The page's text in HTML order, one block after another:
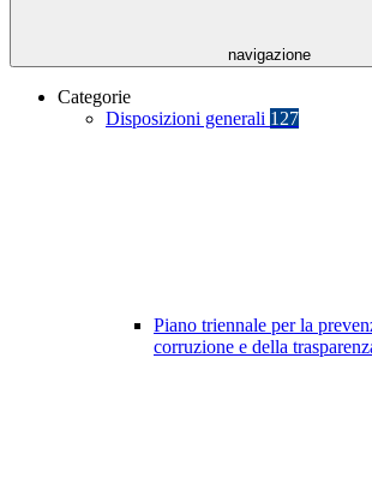
navigazione
Categorie
Disposizioni generali 127
Piano triennale per la
corruzione e della